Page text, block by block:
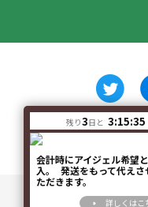
会社概要
プライバシーポリシー
Copyright© 2010 ド
残り3日と 3:15:34
会計時にアイジェル希望
入。 発送をもって代えさ
ただきます。
詳しくはこ